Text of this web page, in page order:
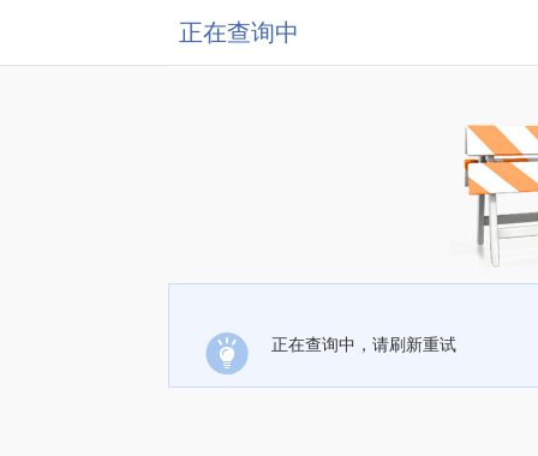
正在查询中
正在查询中，请刷新重试